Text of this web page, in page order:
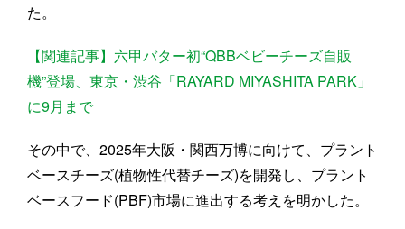
た。
【関連記事】六甲バター初“QBBベビーチーズ自販
機”登場、東京・渋谷「RAYARD MIYASHITA PARK」
に9月まで
その中で、2025年大阪・関西万博に向けて、プラント
ベースチーズ(植物性代替チーズ)を開発し、プラント
ベースフード(PBF)市場に進出する考えを明かした。